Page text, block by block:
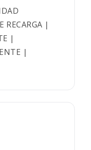
RECARGA |
|
|